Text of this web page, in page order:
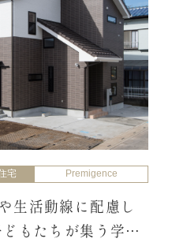
宅 Premigence
生活動線に配慮し
もたちが集う学習